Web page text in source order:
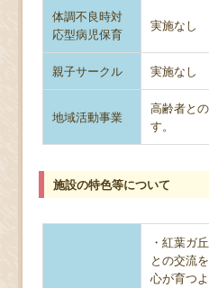
体調不良時対
応型病児保育
実施なし
親子サークル 実施なし
地域活動事業
高齢者と
す。
施設の特色等について
・紅葉ガ
との交流
心が育つ